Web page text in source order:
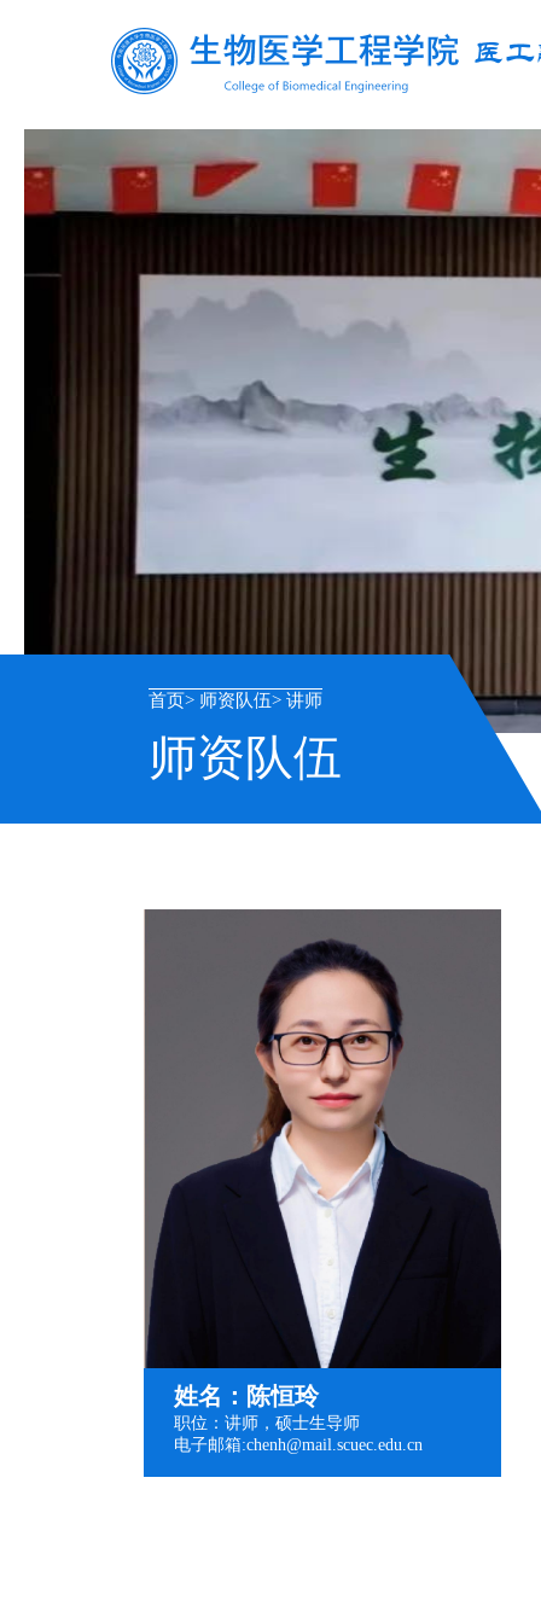
首页 师资队伍 讲师
师资队伍
姓名：陈恒玲
职位：讲师，硕士生导师
电子邮箱:chenh@mail.scuec.edu.cn